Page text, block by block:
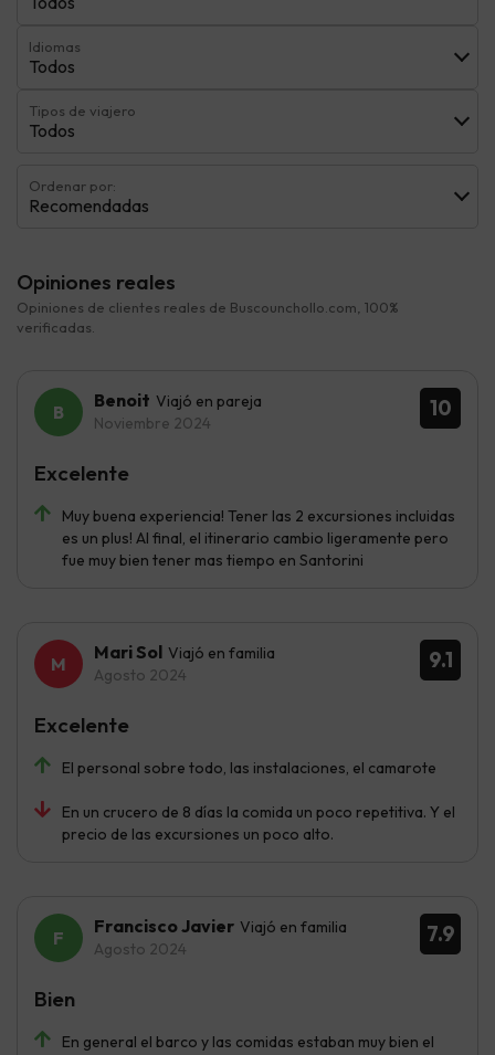
Idiomas
Todos
Tipos de viajero
Todos
Ordenar por:
Recomendadas
Opiniones reales
Opiniones de clientes reales de Buscounchollo.com, 100%
verificadas.
10
Benoit Viajó en pareja
Noviembre 2024
Muy buena experiencia! Tener las 2 excursiones incluidas
es un plus! Al final, el itinerario cambio ligeramente pero
fue muy bien tener mas tiempo en Santorini
Excelente
9.1
Mari Sol Viajó en familia
Agosto 2024
El personal sobre todo, las instalaciones, el camarote
En un crucero de 8 días la comida un poco repetitiva. Y el
precio de las excursiones un poco alto.
Excelente
7.9
Francisco Javier Viajó en familia
Agosto 2024
En general el barco y las comidas estaban muy bien el
Bien